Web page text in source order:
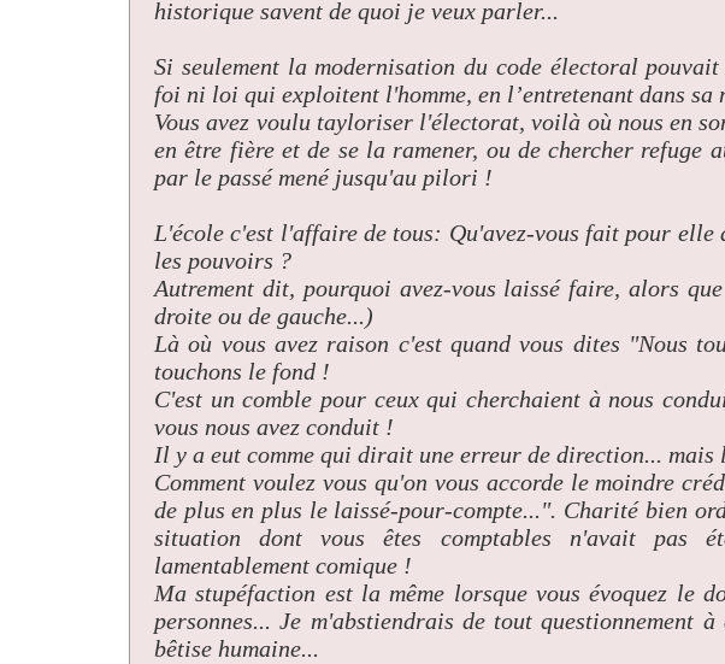
historique savent de quoi je veux parler...
Si seulement la modernisation du code électoral
foi ni loi qui exploitent l'homme, en l’entretenant dans
Vous avez voulu tayloriser l'électorat, voilà où nous en
en être fière et de se la ramener, ou de chercher refuge
par le passé mené jusqu'au pilori !
L'école c'est l'affaire de tous: Qu'avez-vous fait pour elle
les pouvoirs ?
Autrement dit, pourquoi avez-vous laissé faire, alors
droite ou de gauche...)
Là où vous avez raison c'est quand vous dites "Nous
touchons le fond !
C'est un comble pour ceux qui cherchaient à nous
vous nous avez conduit !
Il y a eut comme qui dirait une erreur de direction... mais
Comment voulez vous qu'on vous accorde le moindre
de plus en plus le laissé-pour-compte...". Charité bien
situation dont vous êtes comptables n'avait pas
lamentablement comique !
Ma stupéfaction est la même lorsque vous évoquez le
personnes... Je m'abstiendrais de tout questionnement
bêtise humaine...